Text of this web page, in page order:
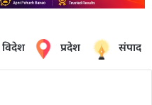
विदेश प्रदेश